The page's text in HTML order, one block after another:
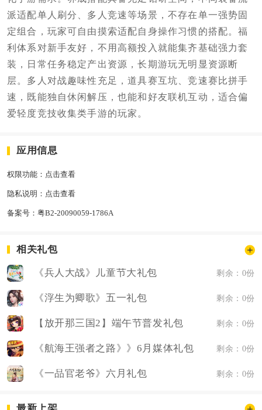
派适配单人刷分、多人竞速等场景，不存在单一强势固
定组合，玩家可自由摸索适配自身操作习惯的搭配。福
利体系对新手友好，不用高额投入就能集齐基础强力套
装，日常任务稳定产出资源，长期游玩无明显资源断
层。多人对战趣味性充足，道具赛互坑、竞速赛比拼手
速，既能独自休闲解压，也能和好友联机互动，适合偏
爱轻度竞技收集类手游的玩家。
应用信息
权限功能： 点击查看
隐私说明： 点击查看
备案号： 粤B2-20090059-1786A
相关礼包
《兵人大战》儿童节大礼包 剩余：0份
《浮生为卿歌》五一礼包 剩余：0份
【放开那三国2】端午节普发礼包 剩余：0份
《航海王强者之路》》6月媒体礼包 剩余：0份
《一品官老爷》六月礼包 剩余：0份